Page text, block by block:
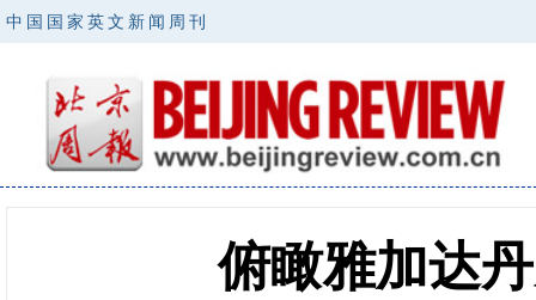
中国国家英文新闻周刊
俯瞰雅加达